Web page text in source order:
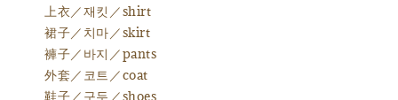
上衣／재킷／shirt
裙子／치마／skirt
褲子／바지／pants
外套／코트／coat
鞋子／구두／shoes